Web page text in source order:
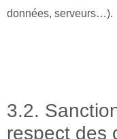
données, serveurs…).
3.2.
respect des